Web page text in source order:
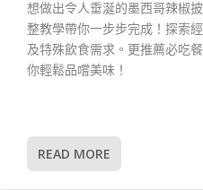
想做出令人垂涎的墨西哥辣椒
整教學帶你一步步完成！探索
及特殊飲食需求。更推薦必吃
你輕鬆品嚐美味！
READ MORE